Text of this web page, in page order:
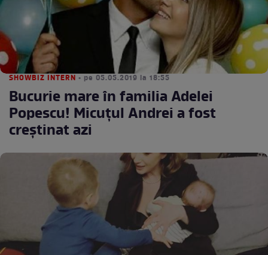
SHOWBIZ INTERN • pe 05.05.2019 la 18:55
Bucurie mare în familia Adelei
Popescu! Micuțul Andrei a fost
creștinat azi